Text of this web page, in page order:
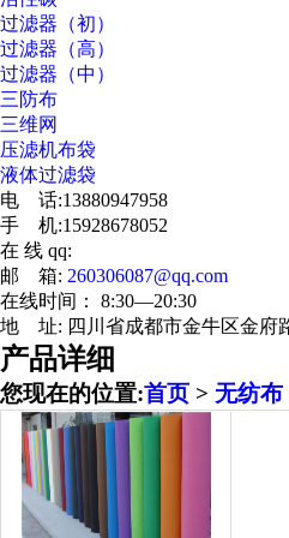
过滤器（初）
过滤器（高）
过滤器（中）
三防布
三维网
压滤机布袋
液体过滤袋
电 话:13880947958
手 机:15928678052
在 线 qq:
邮 箱: 260306087@qq.com
在线时间： 8:30—20:30
地 址: 四川省成都市金牛区金府
产品详细
您现在的位置:首页 > 无纺布